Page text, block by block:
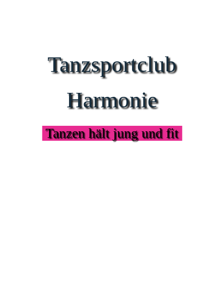
Tanzsportclub
Harmonie
Tanzen hält jung und fit